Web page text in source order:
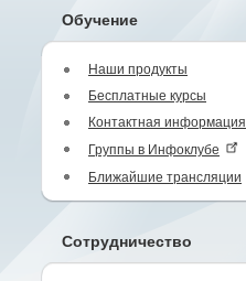
Обучение
Наши продукты
Бесплатные курсы
Контактная информация
Группы в Инфоклубе
Ближайшие трансляции
Сотрудничество